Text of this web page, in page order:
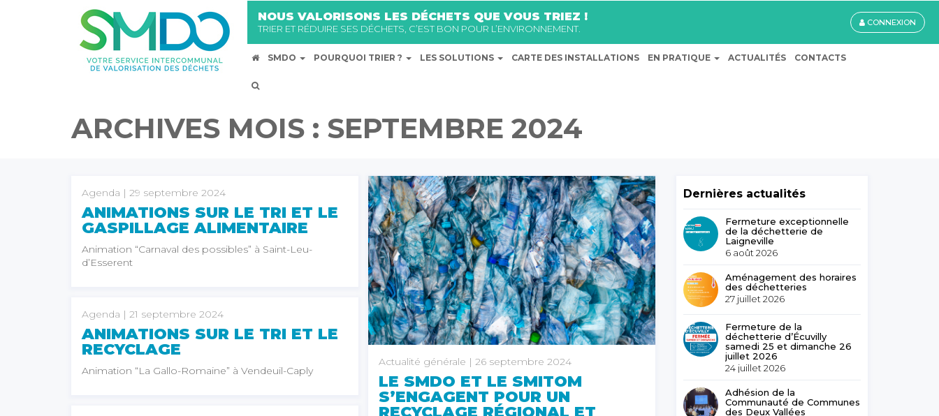
NOUS VALORISONS LES DÉCHETS QUE VOUS TRIEZ !
TRIER ET RÉDUIRE SES DÉCHETS, C’EST BON POUR L’ENVIRONNEMENT.
SMDO POURQUOI TRIER ? LES SOLUTIONS CARTE DES INSTALLATIONS EN PRATIQUE ACTUALITÉS CONTACTS
CONNEXION
ARCHIVES MOIS : SEPTEMBRE 2024
Agenda | 29 septembre 2024
ANIMATIONS SUR LE TRI ET LE
GASPILLAGE ALIMENTAIRE
Animation “Carnaval des possibles” à Saint-Leu-
d’Esserent
Actualité générale | 26 septembre 2024
LE SMDO ET LE SMITOM
S’ENGAGENT POUR UN
RECYCLAGE RÉGIONAL ET
Agenda | 21 septembre 2024
ANIMATIONS SUR LE TRI ET LE
RECYCLAGE
Animation “La Gallo-Romaine” à Vendeuil-Caply
Dernières actualités
Fermeture exceptionnelle
de la déchetterie de
Laigneville
6 août 2026
Aménagement des horaires
des déchetteries
27 juillet 2026
Fermeture de la
déchetterie d’Écuvilly
samedi 25 et dimanche 26
juillet 2026
24 juillet 2026
Adhésion de la
Communauté de Communes
des Deux Vallées